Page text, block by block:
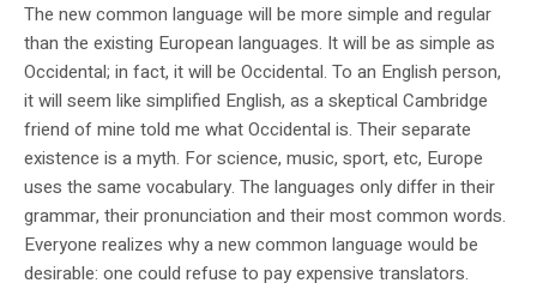
The new common language will be more simple and regular
than the existing European languages. It will be as simple as
Occidental; in fact, it will be Occidental. To an English person,
it will seem like simplified English, as a skeptical Cambridge
friend of mine told me what Occidental is. Their separate
existence is a myth. For science, music, sport, etc, Europe
uses the same vocabulary. The languages only differ in their
grammar, their pronunciation and their most common words.
Everyone realizes why a new common language would be
desirable: one could refuse to pay expensive translators.